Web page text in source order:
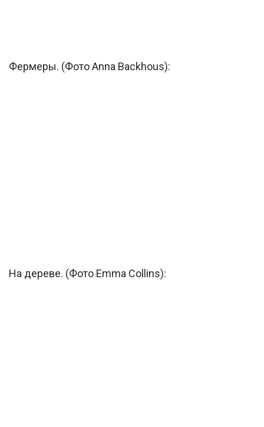
Фермеры. (Фото Anna Backhous):
На дереве. (Фото Emma Collins):